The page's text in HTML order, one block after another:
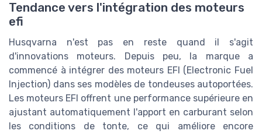
Tendance vers l'intégration des moteurs
efi
Husqvarna n'est pas en reste quand il s'agit
d'innovations moteurs. Depuis peu, la marque a
commencé à intégrer des moteurs EFI (Electronic Fuel
Injection) dans ses modèles de tondeuses autoportées.
Les moteurs EFI offrent une performance supérieure en
ajustant automatiquement l'apport en carburant selon
les conditions de tonte, ce qui améliore encore